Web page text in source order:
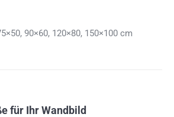
90×60, 120×80, 150×100 cm
für Ihr Wandbild